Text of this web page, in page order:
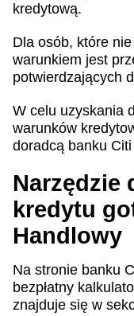
kredytową.
Dla osób, które
warunkiem jest
potwierdzających
W celu uzyskania
warunków
doradcą banku
Narzędzie
kredytu
Handlowy
Na stronie banku
bezpłatny
znajduje się w